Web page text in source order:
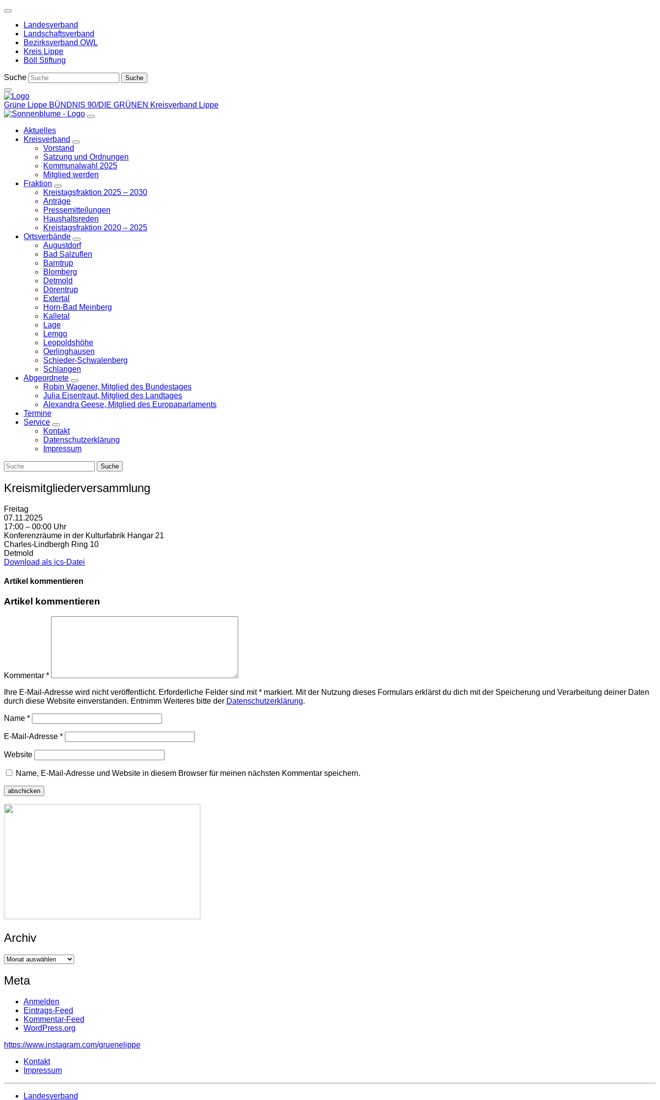
Weiter
Inhalt
Landesverband
Landschaftsverband
Bezirksverband OWL
Kreis Lippe
Böll Stiftung
Suche
Grüne Lippe BÜNDNIS 90/DIE GRÜNEN Kreisverband Lippe
Aktuelles
Kreisverband
Zeige
Untermenü
Vorstand
Satzung und Ordnungen
Kommunalwahl 2025
Mitglied werden
Fraktion
Zeige
Untermenü
Kreistagsfraktion 2025 – 2030
Anträge
Pressemitteilungen
Haushaltsreden
Kreistagsfraktion 2020 – 2025
Ortsverbände
Zeige
Untermenü
Augustdorf
Bad Salzuflen
Barntrup
Blomberg
Detmold
Dörentrup
Extertal
Horn-Bad Meinberg
Kalletal
Lage
Lemgo
Leopoldshöhe
Oerlinghausen
Schieder-Schwalenberg
Schlangen
Abgeordnete
Zeige
Untermenü
Robin Wagener, Mitglied des Bundestages
Julia Eisentraut, Mitglied des Landtages
Alexandra Geese, Mitglied des Europaparlaments
Termine
Service
Zeige
Untermenü
Kontakt
Datenschutzerklärung
Impressum
Kreismitgliederversammlung
Freitag
07.11.2025
17:00 – 00:00 Uhr
Konferenzräume in der Kulturfabrik Hangar 21
Charles-Lindbergh Ring 10
Detmold
Download als ics-Datei
Artikel kommentieren
Artikel kommentieren
Kommentar *
Ihre E-Mail-Adresse wird nicht veröffentlicht. Erforderliche Felder sind mit * markiert. Mit der Nutzung dieses Formulars erklärst du dich mit der Speicherung und Verarbeitung deiner Daten
durch diese Website einverstanden. Entnimm Weiteres bitte der Datenschutzerklärung.
Name *
E-Mail-Adresse *
Website
Name, E-Mail-Adresse und Website in diesem Browser für meinen nächsten Kommentar speichern.
Archiv
Archiv
Meta
Anmelden
Eintrags-Feed
Kommentar-Feed
WordPress.org
https://www.instagram.com/gruenelippe
Kontakt
Impressum
Landesverband